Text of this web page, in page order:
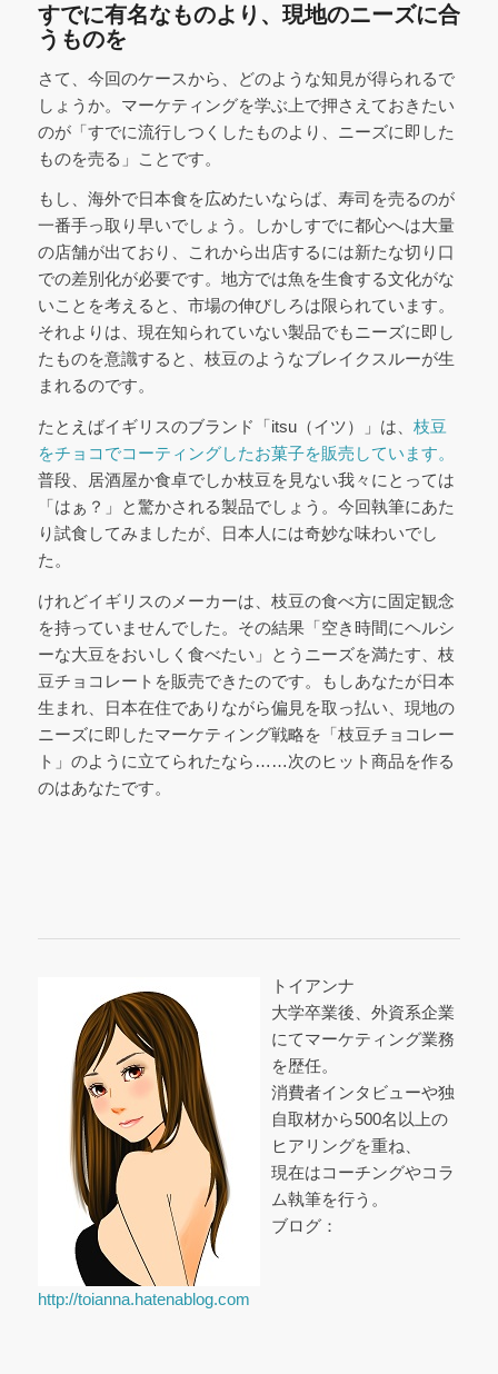
すでに有名なものより、現地のニーズに合
うものを
さて、今回のケースから、どのような知見が得られるで
しょうか。マーケティングを学ぶ上で押さえておきたい
のが「すでに流行しつくしたものより、ニーズに即した
ものを売る」ことです。
もし、海外で日本食を広めたいならば、寿司を売るのが
一番手っ取り早いでしょう。しかしすでに都心へは大量
の店舗が出ており、これから出店するには新たな切り口
での差別化が必要です。地方では魚を生食する文化がな
いことを考えると、市場の伸びしろは限られています。
それよりは、現在知られていない製品でもニーズに即し
たものを意識すると、枝豆のようなブレイクスルーが生
まれるのです。
たとえばイギリスのブランド「itsu（イツ）」は、 枝豆
をチョコでコーティングしたお菓子を販売しています。
普段、居酒屋か食卓でしか枝豆を見ない我々にとっては
「はぁ？」と驚かされる製品でしょう。今回執筆にあた
り試食してみましたが、日本人には奇妙な味わいでし
た。
けれどイギリスのメーカーは、枝豆の食べ方に固定観念
を持っていませんでした。その結果「空き時間にヘルシ
ーな大豆をおいしく食べたい」とうニーズを満たす、枝
豆チョコレートを販売できたのです。もしあなたが日本
生まれ、日本在住でありながら偏見を取っ払い、現地の
ニーズに即したマーケティング戦略を「枝豆チョコレー
ト」のように立てられたなら……次のヒット商品を作る
のはあなたです。
トイアンナ
大学卒業後、外資系企業
にてマーケティング業務
を歴任。
消費者インタビューや独
自取材から500名以上の
ヒアリングを重ね、
現在はコーチングやコラ
ム執筆を行う。
ブログ：
http://toianna.hatenablog.com